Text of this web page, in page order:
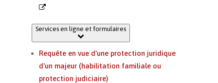
Services en ligne et formulaires
Requête en vue d'une protection juridique
d'un majeur (habilitation familiale ou
protection judiciaire)